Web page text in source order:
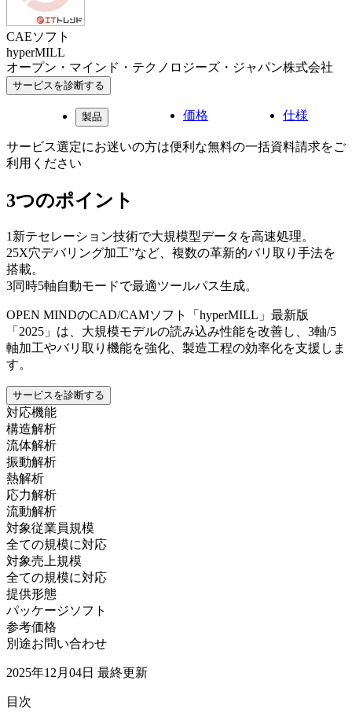
CAEソフト
hyperMILL
オープン・マインド・テクノロジーズ・ジャパン株式会社
サービスを診断する
製品 価格 仕様
サービス選定にお迷いの方は便利な無料の一括資料請求をご
利用ください
3つのポイント
1 新テセレーション技術で大規模型データを高速処理。
25X穴デバリング加工”など、複数の革新的バリ取り手法を
搭載。
3同時5軸自動モードで最適ツールパス生成。
OPEN MINDのCAD/CAMソフト「hyperMILL」最新版
「2025」は、大規模モデルの読み込み性能を改善し、3軸/5
軸加工やバリ取り機能を強化、製造工程の効率化を支援しま
す。
サービスを診断する
対応機能
構造解析
流体解析
振動解析
熱解析
応力解析
流動解析
対象従業員規模
全ての規模に対応
対象売上規模
全ての規模に対応
提供形態
パッケージソフト
参考価格
別途お問い合わせ
2025年12月04日 最終更新
目次